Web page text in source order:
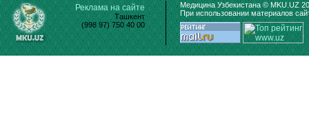
Реклама на сайте
Ташкент
(998 97) 750 40 00
Медицина Узбекистана © MKU.UZ
При использовании материалов